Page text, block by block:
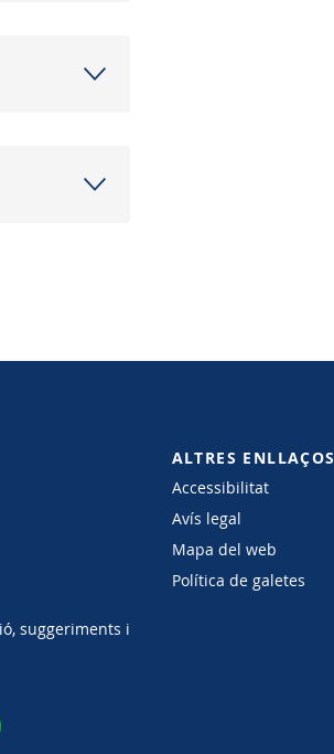
suggeriments i
ALTRES ENLLAÇOS
Accessibilitat
Avís legal
Mapa del web
Política de galetes